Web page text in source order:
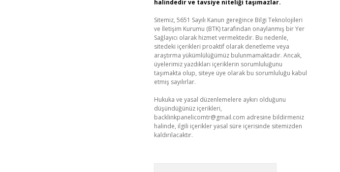
halindedir ve tavsiye niteliği taşımazlar.
Sitemiz, 5651 Sayılı Kanun gereğince Bilgi Teknolojileri
ve İletişim Kurumu (BTK) tarafından onaylanmış bir Yer
Sağlayıcı olarak hizmet vermektedir. Bu nedenle,
sitedeki içerikleri proaktif olarak denetleme veya
araştırma yükümlülüğümüz bulunmamaktadır. Ancak,
üyelerimiz yazdıkları içeriklerin sorumluluğunu
taşımakta olup, siteye üye olarak bu sorumluluğu kabul
etmiş sayılırlar.
Hukuka ve yasal düzenlemelere aykırı olduğunu
düşündüğünüz içerikleri,
backlinkpanelicomtr@gmail.com adresine bildirmeniz
halinde, ilgili içerikler yasal süre içerisinde sitemizden
kaldırılacaktır.